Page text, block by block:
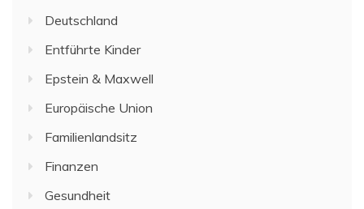
Deutschland
Entführte Kinder
Epstein & Maxwell
Europäische Union
Familienlandsitz
Finanzen
Gesundheit